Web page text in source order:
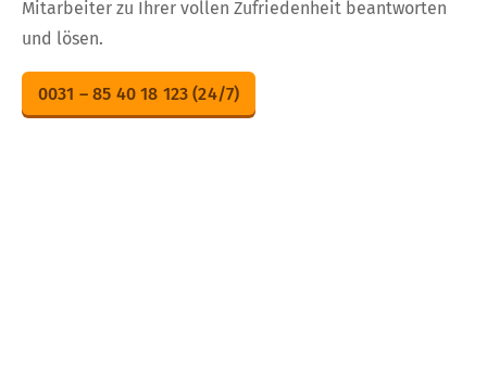
Mitarbeiter zu Ihrer vollen Zufriedenheit beantworten
und lösen.
0031 – 85 40 18 123 (24/7)